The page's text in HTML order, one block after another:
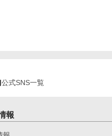
公式SNS一覧
報